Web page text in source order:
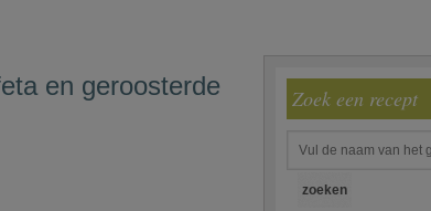
en geroosterde
Zoek een recept